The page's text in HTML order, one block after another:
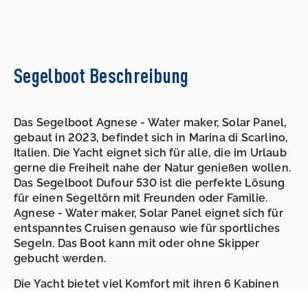
Segelboot Beschreibung
Das Segelboot Agnese - Water maker, Solar Panel,
gebaut in 2023, befindet sich in Marina di Scarlino,
Italien. Die Yacht eignet sich für alle, die im Urlaub
gerne die Freiheit nahe der Natur genießen wollen.
Das Segelboot Dufour 530 ist die perfekte Lösung
für einen Segeltörn mit Freunden oder Familie.
Agnese - Water maker, Solar Panel eignet sich für
entspanntes Cruisen genauso wie für sportliches
Segeln. Das Boot kann mit oder ohne Skipper
gebucht werden.
Die Yacht bietet viel Komfort mit ihren 6 Kabinen